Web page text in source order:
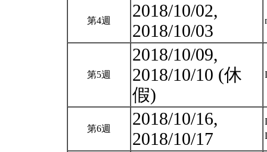
第4週
2018/10/02,
2018/10/03
第5週
2018/10/09,
2018/10/10 (休
假)
第6週
2018/10/16,
2018/10/17